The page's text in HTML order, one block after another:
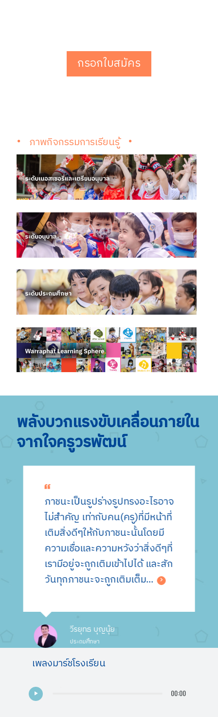
กรอกใบสมัคร
ภาพกิจกรรมการเรียนรู้
พลังบวกแรงขับเคลื่อนภายใน
จากใจครูวรพัฒน์
ภาชนะเป็นรูปร่างรูปทรงอะไรอาจ
ไม่สำคัญ เท่ากับคน(ครู)ที่มีหน้าที่
เติมสิ่งดีๆให้กับภาชนะนั้นโดยมี
ความเชื่อและความหวังว่าสิ่งดีๆที่
เรามีอยู่จะถูกเติมเข้าไปได้ และสัก
วันทุกภาชนะจะถูกเติมเต็ม...
วีรยุทธ บุญนุ้ย
ประถมศึกษา
เพลงมาร์ชโรงเรียน
00:00